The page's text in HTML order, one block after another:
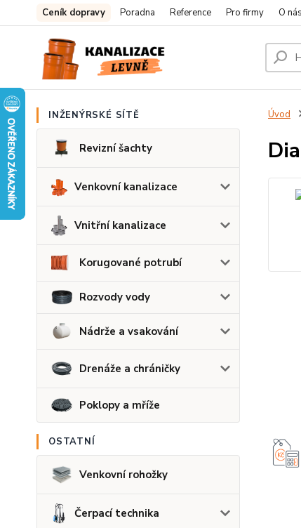
Ceník dopravy Poradna Reference Pro firmy O nás
INŽENÝRSKÉ SÍTĚ
Revizní šachty
Venkovní kanalizace
Vnitřní kanalizace
Korugované potrubí
Rozvody vody
Nádrže a vsakování
Drenáže a chráničky
Poklopy a mříže
OSTATNÍ
Venkovní rohožky
Čerpací technika
Úvod